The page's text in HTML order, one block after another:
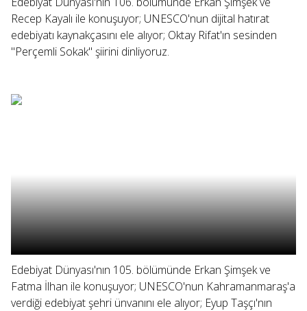
Recep Kayalı ile konuşuyor; UNESCO'nun dijital hatırat
edebiyatı kaynakçasını ele alıyor; Oktay Rifat'ın sesinden
"Perçemli Sokak" şiirini dinliyoruz.
Edebiyat Dünyası'nın 105. bölümünde Erkan Şimşek ve
Fatma İlhan ile konuşuyor; UNESCO'nun Kahramanmaraş'a
verdiği edebiyat şehri ünvanını ele alıyor; Eyup Taşçı'nın